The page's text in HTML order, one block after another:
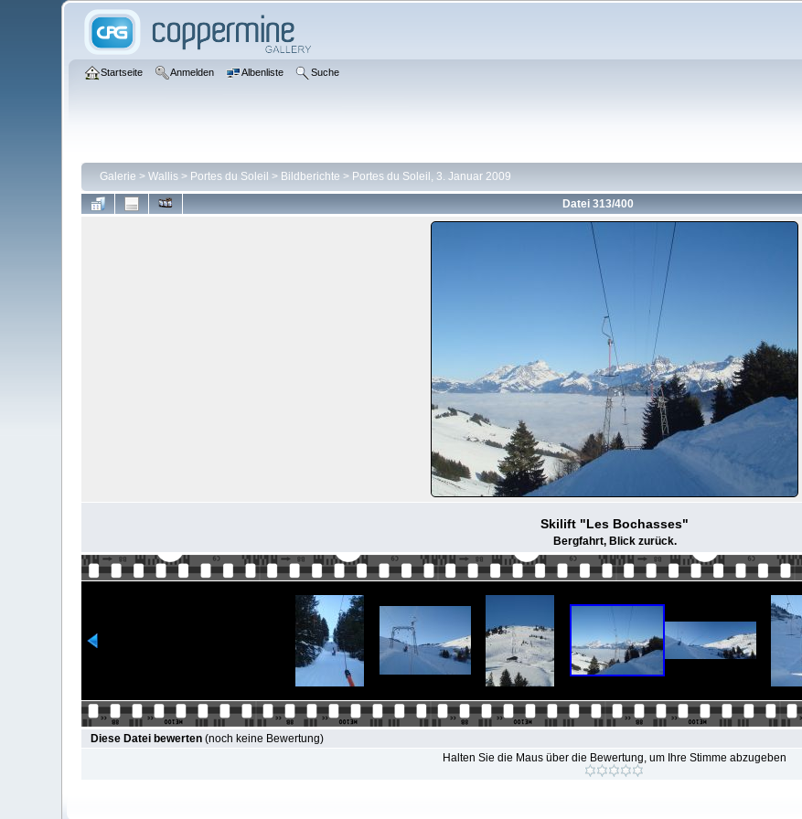
Startseite Anmelden Albenliste Suche
Galerie > Wallis> Portes du Soleil > Bildberichte > Portes du Soleil, 3. Januar 2009
Datei 313/400
Skilift "Les Bochasses"
Bergfahrt, Blick zurück.
Diese Datei bewerten(noch keine Bewertung)
Halten Sie die Maus über die Bewertung, um Ihre Stimme abzugeben